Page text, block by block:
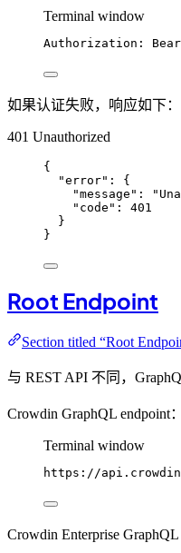
Terminal window
Authorization:
如果认证失败，响应如下：
401 Unauthorized
{
"error" : {
"message" : "
"code" : 401
}
}
Root Endpoint
Section titled “Root
与 REST API 不同，
Crowdin GraphQL endpoint：
Terminal window
https://
Crowdin Enterprise GraphQL